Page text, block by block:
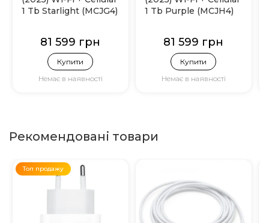
1 Tb Starlight (MCJG4)
81 599 грн
Купити
Немає в наявності
1 Tb Purple (MCJH4)
81 599 грн
Купити
Немає в наявності
Рекомендовані товари
Топ продажу